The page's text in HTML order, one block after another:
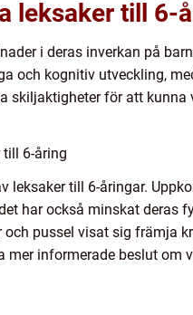
leksaker till 6-
i deras inverkan på
och kognitiv utveckling,
för att kunna
6-åring
till 6-åringar.
har också minskat deras
pussel visat sig främja
informerade beslut om